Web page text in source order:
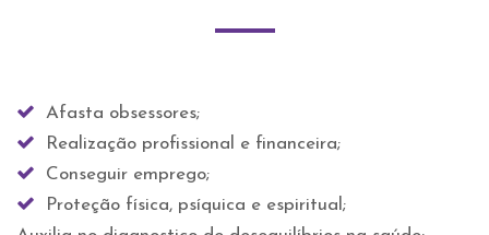
Afasta obsessores;
Realização profissional e financeira;
Conseguir emprego;
Proteção física, psíquica e espiritual;